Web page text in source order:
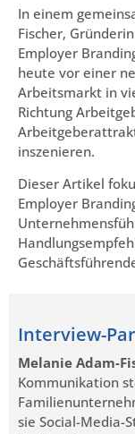
In einem
Fischer,
Employer
heute vor einer
Arbeitsmarkt in
Richtung
inszenieren.
Dieser Artikel
Employer
Interview-
Melanie Adam-
Kommunikation
sie Social-Media-